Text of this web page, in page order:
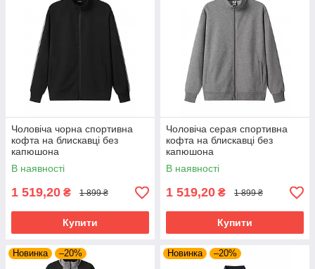
Чоловіча чорна спортивна
кофта на блискавці без
капюшона
В наявності
1 519,20 ₴ 1 899 ₴
Купити
Чоловіча серая спортивна
кофта на блискавці без
капюшона
В наявності
1 519,20 ₴ 1 899 ₴
Купити
Новинка –20% Новинка –20%